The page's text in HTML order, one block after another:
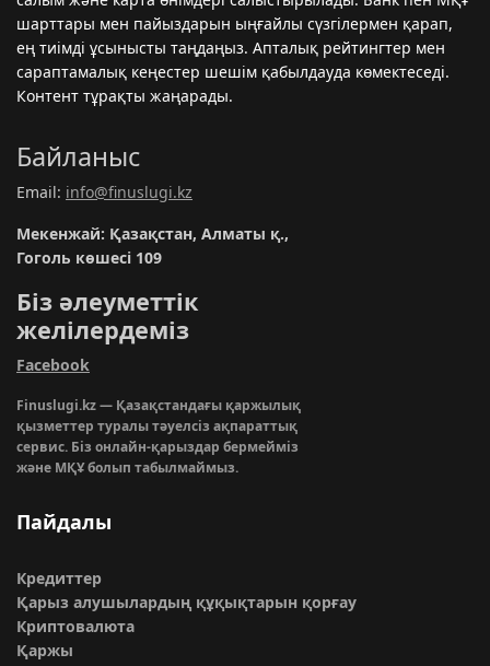
шарттары мен пайыздарын ыңғайлы сүзгілермен қарап,
ең тиімді ұсынысты таңдаңыз. Апталық рейтингтер мен
сараптамалық кеңестер шешім қабылдауда көмектеседі.
Контент тұрақты жаңарады.
Байланыс
Email: info@finuslugi.kz
Мекенжай: Қазақстан, Алматы қ.,
Гоголь көшесі 109
Біз әлеуметтік
желілердеміз
Facebook
Finuslugi.kz — Қазақстандағы қаржылық
қызметтер туралы тәуелсіз ақпараттық
сервис. Біз онлайн-қарыздар бермейміз
және МҚҰ болып табылмаймыз.
Пайдалы
Кредиттер
Қарыз алушылардың құқықтарын қорғау
Криптовалюта
Қаржы